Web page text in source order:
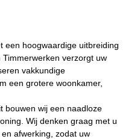
een hoogwaardige uitbreiding
verzorgt uw
vakkundige
een grotere woonkamer,
bouwen wij een naadloze
Wij denken graag met u
afwerking, zodat uw